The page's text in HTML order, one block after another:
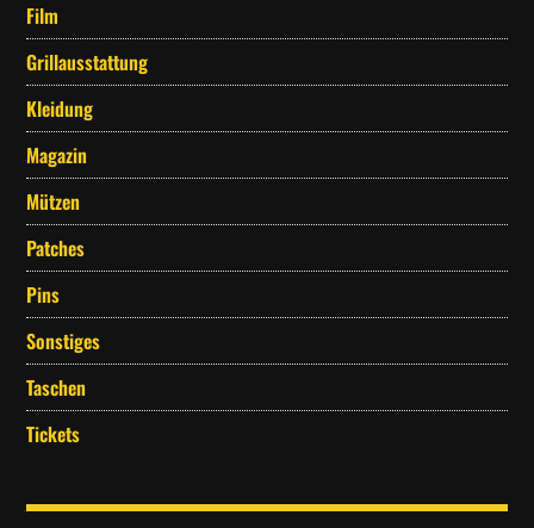
Film
Grillausstattung
Kleidung
Magazin
Mützen
Patches
Pins
Sonstiges
Taschen
Tickets